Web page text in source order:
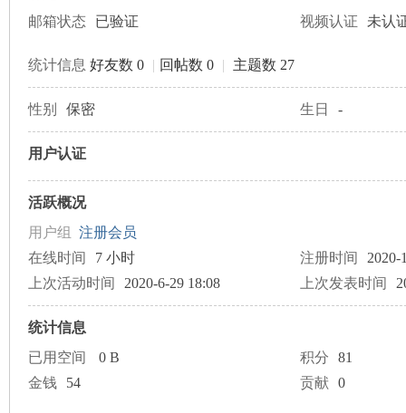
邮箱状态
已验证 视频认证 未认
统计信息 好友数 0 | 回帖数 0 | 主题数 27
性别 保密 生日 -
用户认证
活跃概况
用户组 注册会员
在线时间
7 小时 注册时间
2020-
上次活动时间
2020-6-29 18:08 上次发表时间
统计信息
已用空间
0 B 积分
81
金钱
54 贡献 0